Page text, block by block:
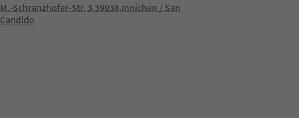
M.-Schranzhofer-Str. 3,39038,Innichen / San
Candido